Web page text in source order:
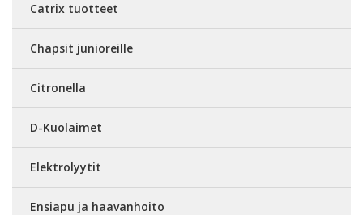
Catrix tuotteet
Chapsit junioreille
Citronella
D-Kuolaimet
Elektrolyytit
Ensiapu ja haavanhoito